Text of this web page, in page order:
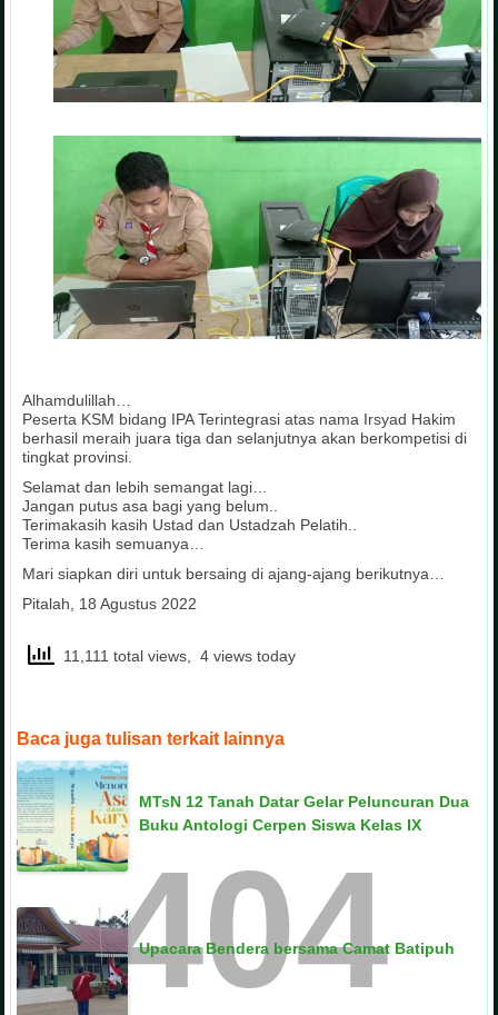
Alhamdulillah…
Peserta KSM bidang IPA Terintegrasi atas nama Irsyad Hakim
berhasil meraih juara tiga dan selanjutnya akan berkompetisi di
tingkat provinsi.
Selamat dan lebih semangat lagi…
Jangan putus asa bagi yang belum..
Terimakasih kasih Ustad dan Ustadzah Pelatih..
Terima kasih semuanya…
Mari siapkan diri untuk bersaing di ajang-ajang berikutnya…
Pitalah, 18 Agustus 2022
11,111 total views, 4 views today
Baca juga tulisan terkait lainnya
MTsN 12 Tanah Datar Gelar Peluncuran Dua
Buku Antologi Cerpen Siswa Kelas IX
Upacara Bendera bersama Camat Batipuh
404